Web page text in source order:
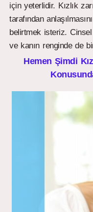
için yeterlidir. Kızlık
tarafından
belirtmek isteriz.
ve kanın renginde de
Hemen Şimdi